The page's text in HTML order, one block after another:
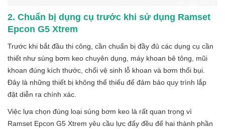
2. Chuẩn bị dụng cụ trước khi sử dụng Ramset
Epcon G5 Xtrem
Trước khi bắt đầu thi công, cần chuẩn bị đầy đủ các dụng cụ cần
thiết như súng bơm keo chuyên dụng, máy khoan bê tông, mũi
khoan đúng kích thước, chổi vệ sinh lỗ khoan và bơm thổi bụi.
Đây là những thiết bị không thể thiếu để đảm bảo quy trình lắp
đặt diễn ra chính xác.
Việc lựa chọn đúng loại súng bơm keo là rất quan trọng vì
Ramset Epcon G5 Xtrem yêu cầu lực đẩy đều để hai thành phần